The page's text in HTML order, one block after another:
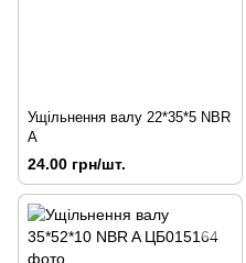
Ущільнення валу 22*35*5 NBR
A
24.00 грн/шт.